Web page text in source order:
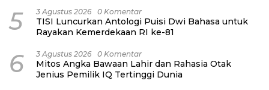
5 3 Agustus 2026 0 Komentar
TISI Luncurkan Antologi Puisi Dwi Bahasa untuk
Rayakan Kemerdekaan RI ke-81
6 3 Agustus 2026 0 Komentar
Mitos Angka Bawaan Lahir dan Rahasia Otak
Jenius Pemilik IQ Tertinggi Dunia